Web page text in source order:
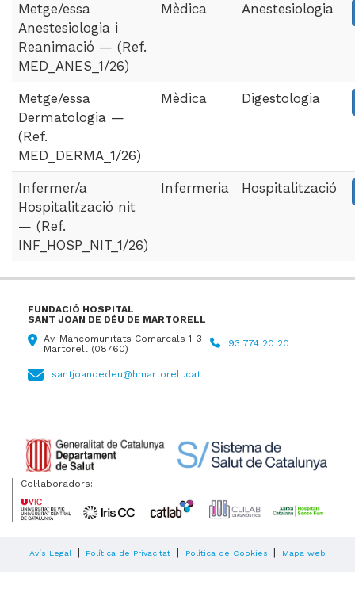
Metge/essa
Anestesiologia i
Reanimació — (Ref.
MED_ANES_1/26)
Mèdica Anestesiologia
Metge/essa
Dermatologia —
(Ref.
MED_DERMA_1/26)
Mèdica Digestologia
Infermer/a
Hospitalització nit
— (Ref.
INF_HOSP_NIT_1/26)
Infermeria Hospitalització
FUNDACIÓ HOSPITAL
SANT JOAN DE DÉU DE MARTORELL
Av. Mancomunitats Comarcals 1-3
Martorell (08760)
93 774 20 20
santjoandedeu@hmartorell.cat
Col·laboradors:
Avís Legal | Política de Privacitat | Política de Cookies | Mapa web